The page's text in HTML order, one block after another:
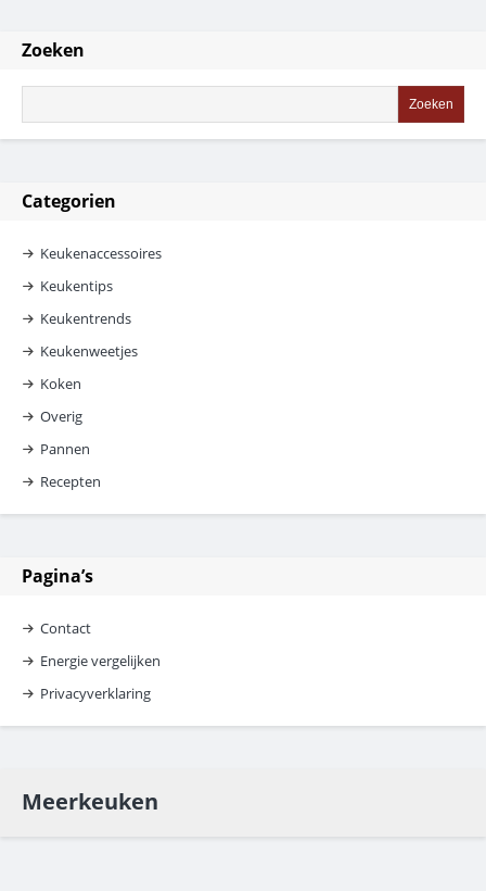
Zoeken
Categorien
Keukenaccessoires
Keukentips
Keukentrends
Keukenweetjes
Koken
Overig
Pannen
Recepten
Pagina’s
Contact
Energie vergelijken
Privacyverklaring
Meerkeuken